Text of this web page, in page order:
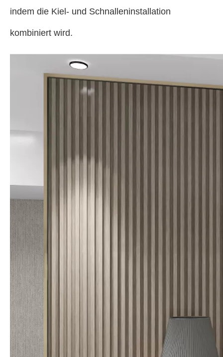
indem die Kiel- und Schnalleninstallation
kombiniert wird.